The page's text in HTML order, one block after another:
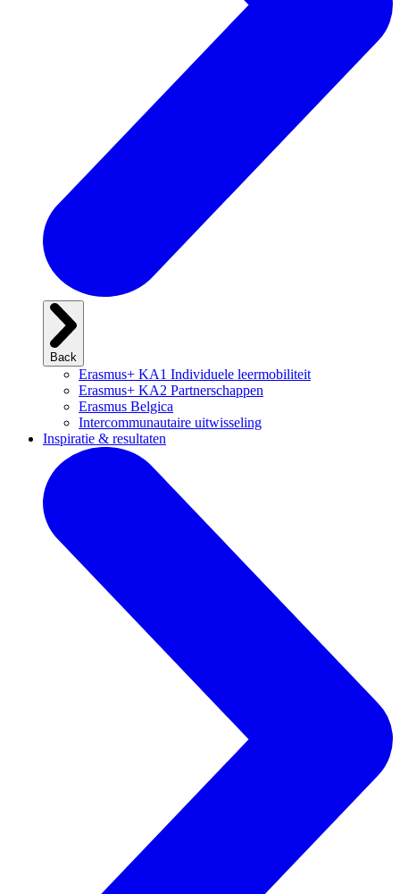
Back
Erasmus+ KA1 Individuele leermobiliteit
Erasmus+ KA2 Partnerschappen
Erasmus Belgica
Intercommunautaire uitwisseling
Inspiratie & resultaten